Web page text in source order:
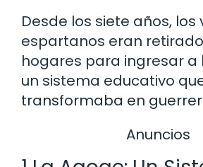
Desde los siete años, los
espartanos eran
hogares para ingresar a
un sistema educativo
transformaba en
Anuncios